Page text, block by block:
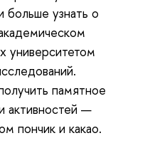
больше узнать о
университетом
памятное
активностей —
пончик и какао.